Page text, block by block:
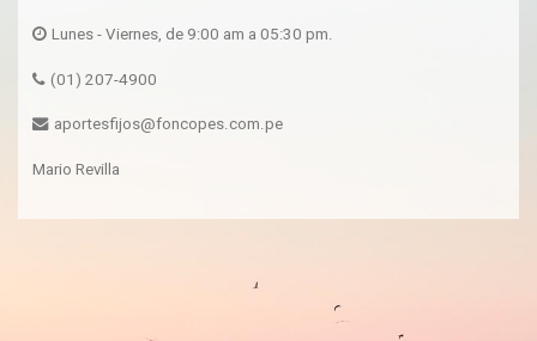
Lunes - Viernes, de 9:00 am a 05:30 pm.
(01) 207-4900
aportesfijos@foncopes.com.pe
Mario Revilla